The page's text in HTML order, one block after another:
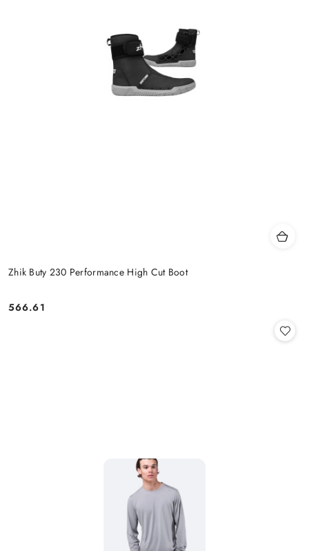
Zhik Buty 230 Performance High Cut Boot
Cena:
566.61